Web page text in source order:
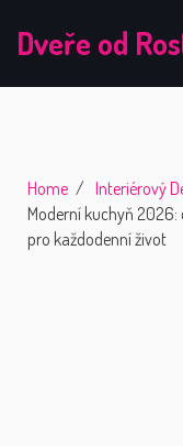
Dveře od
Home
Interiérový
Moderní kuchyň
pro každodenní život